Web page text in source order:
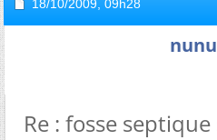
18/10/2009, 09h28
Re : fosse